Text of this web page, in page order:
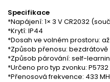
Specifikace
*Napájení: 1× 3 V CR2032
*Krytí: IP44
*Dosah ve volném prostoru: až
*Způsob přenosu: bezdrátově
*Způsob párování: self-
*Určeno pro typ zvonku: P5732
*Přenosová frekvence: 433